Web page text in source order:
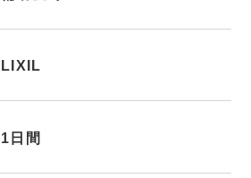
LIXIL
1日間